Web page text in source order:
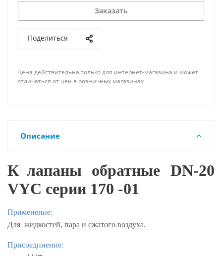
Заказать
Поделиться
Цена действительна только для интернет-магазина и может
отличаться от цен в розничных магазинах
Описание
К лапаны обратныеDN-20
VYC серии 170 -01
Применение:
Для жидкостей, пара и сжатого воздуха.
Присоединение: